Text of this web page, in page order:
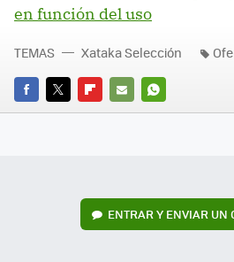
en función del uso
FACEBOOK
TWITTERFLIPBOARD
E-
WHATSAPP
TEMAS Xataka Selección
ENTRAR Y ENVIAR UN